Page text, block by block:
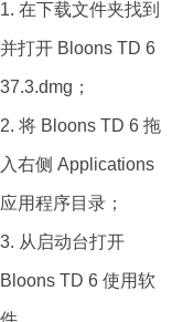
戏历史和定期海量更
新内容，《Bloons
TD 6》成为广受全球
数百万玩家欢迎的一
款游戏。现在就玩
《Bloons TD 6》，
享受无尽的策略游戏
乐趣。
1. 在下载文件夹找到
并打开 Bloons TD 6
37.3.dmg；
2. 将 Bloons TD 6 拖
入右侧 Applications
应用程序目录；
3. 从启动台打开
Bloons TD 6 使用软